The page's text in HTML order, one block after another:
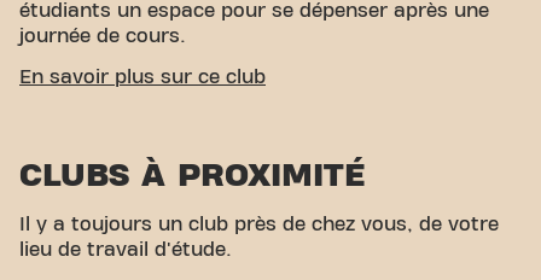
étudiants un espace pour se dépenser après une
journée de cours.
ACCESSIBILITÉ FACILE
transport :
pour un accès pratique.
Gare : La Gare de Lons-le-Saunier est également
En savoir plus sur ce club
CLUBS À PROXIMITÉ
Il y a toujours un club près de chez vous, de votre
lieu de travail d'étude.